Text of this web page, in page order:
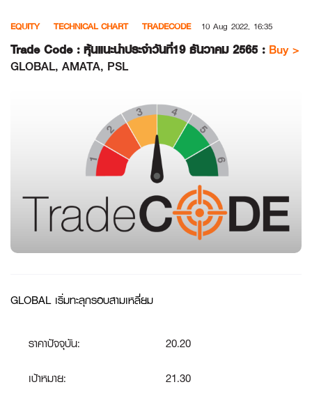
content
EQUITY TECHNICAL CHART TRADECODE 10 Aug 2022, 16:35
Trade Code : หุ้นแนะนำประจำวันที่19 ธันวาคม 2565 : Buy >
GLOBAL, AMATA, PSL
GLOBAL เริ่มทะลุกรอบสามเหลี่ยม
ราคาปัจจุบัน:
20.20
เป้าหมาย:
21.30